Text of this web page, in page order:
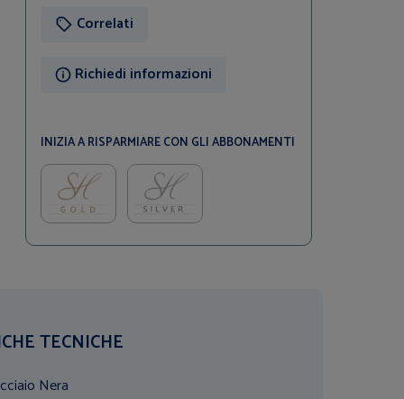
Correlati
Richiedi informazioni
INIZIA A RISPARMIARE CON GLI ABBONAMENTI
TECNICHE
Nera